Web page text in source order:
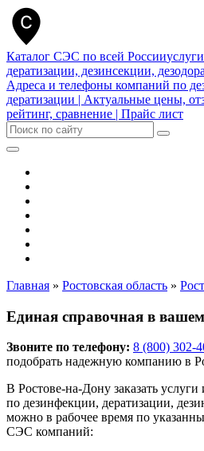
Каталог СЭС по всей России
дератизации, дезинсекции,
Адреса и телефоны компаний по
дератизации | Актуальные цены,
рейтинг, сравнение | Прайс лист
Главная » Ростовская область »
Единая справочная в
Звоните по телефону: 8 (800) 302-
подобрать надежную компанию в
В Ростове-на-Дону заказать
по дезинфекции, дератизации,
можно в рабочее время по
СЭС компаний: